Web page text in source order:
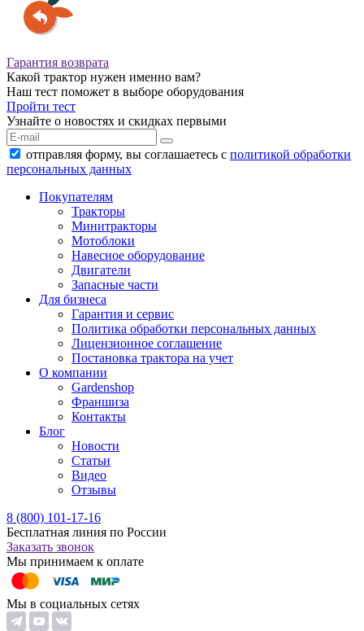
Гарантия возврата
Какой трактор нужен именно вам?
Наш тест поможет в выборе оборудования
Пройти тест
Узнайте о новостях и скидках первыми
отправляя форму, вы соглашаетесь с политикой обработки
персональных данных
Покупателям
Тракторы
Минитракторы
Мотоблоки
Навесное оборудование
Двигатели
Запасные части
Для бизнеса
Гарантия и сервис
Политика обработки персональных данных
Лицензионное соглашение
Постановка трактора на учет
О компании
Gardenshop
Франшиза
Контакты
Блог
Новости
Статьи
Видео
Отзывы
8 (800) 101-17-16
Бесплатная линия по России
Заказать звонок
Мы принимаем к оплате
Мы в социальных сетях